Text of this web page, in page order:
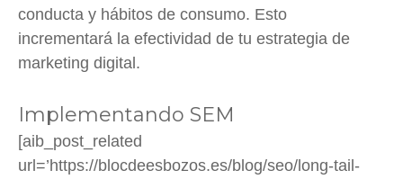
conducta y hábitos de consumo. Esto
incrementará la efectividad de tu estrategia de
marketing digital.
Implementando SEM
[aib_post_related
url=’https://blocdeesbozos.es/blog/seo/long-tail-